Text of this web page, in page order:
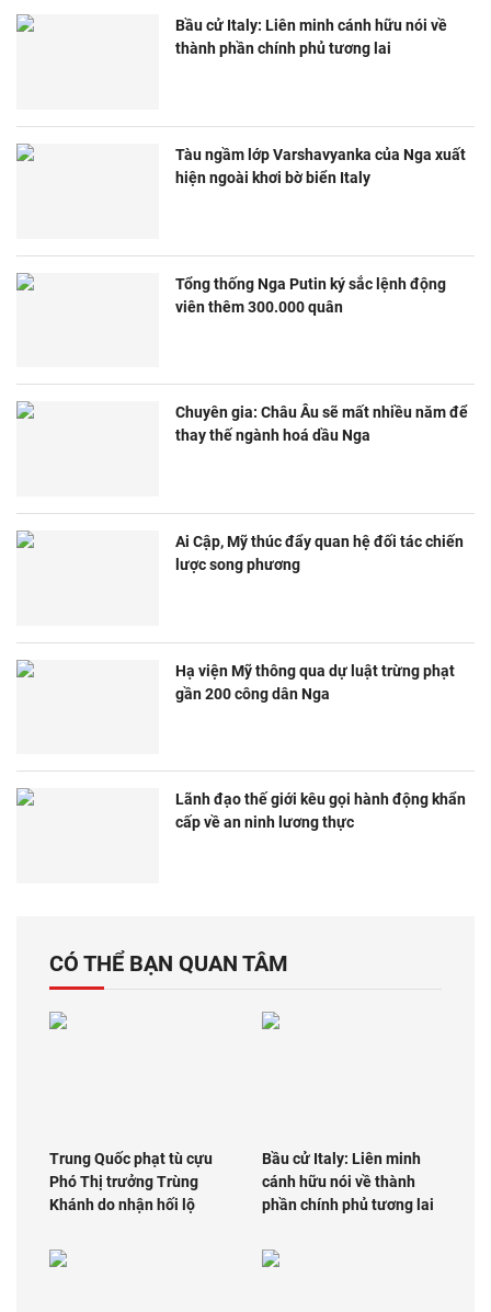
Bầu cử Italy: Liên minh cánh hữu nói về
thành phần chính phủ tương lai
Tàu ngầm lớp Varshavyanka của Nga xuất
hiện ngoài khơi bờ biển Italy
Tổng thống Nga Putin ký sắc lệnh động
viên thêm 300.000 quân
Chuyên gia: Châu Âu sẽ mất nhiều năm để
thay thế ngành hoá dầu Nga
Ai Cập, Mỹ thúc đẩy quan hệ đối tác chiến
lược song phương
Hạ viện Mỹ thông qua dự luật trừng phạt
gần 200 công dân Nga
Lãnh đạo thế giới kêu gọi hành động khẩn
cấp về an ninh lương thực
CÓ THỂ BẠN QUAN TÂM
Trung Quốc phạt tù cựu
Phó Thị trưởng Trùng
Khánh do nhận hối lộ
Bầu cử Italy: Liên minh
cánh hữu nói về thành
phần chính phủ tương lai